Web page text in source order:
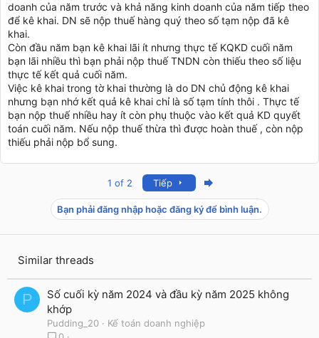
doanh của năm trước và khả năng kinh doanh của năm tiếp theo
để kê khai. DN sẽ nộp thuế hàng quý theo số tạm nộp đã kê
khai.
Còn đầu năm bạn kê khai lãi ít nhưng thực tế KQKD cuối năm
bạn lãi nhiều thì bạn phải nộp thuế TNDN còn thiếu theo số liệu
thực tế kết quả cuối năm.
Việc kê khai trong tờ khai thường là do DN chủ động kê khai
nhưng bạn nhớ kết quả kê khai chỉ là số tạm tính thôi . Thực tế
bạn nộp thuế nhiều hay ít còn phụ thuộc vào kết quả KD quyết
toán cuối năm. Nếu nộp thuế thừa thì được hoàn thuế , còn nộp
thiếu phải nộp bổ sung.
1 of 2 Tiếp
Bạn phải đăng nhập hoặc đăng ký để bình luận.
Similar threads
P
Số cuối kỳ năm 2024 và đầu kỳ năm 2025 không
khớp
Pudding_20
Kế toán doanh nghiệp